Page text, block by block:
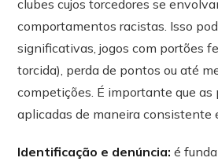
clubes cujos torcedores se
comportamentos racistas. Isso
significativas, jogos com portões
torcida), perda de pontos ou até
competições. É importante que as
aplicadas de maneira consistente
Identificação e denúncia: é